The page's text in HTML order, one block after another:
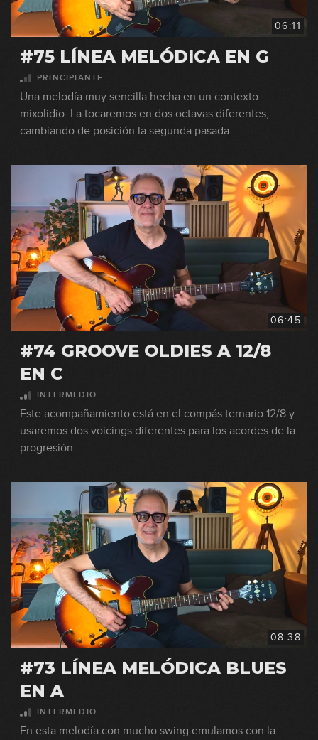
06:11
#75 LÍNEA MELÓDICA EN G
PRINCIPIANTE
Una melodía muy sencilla hecha en un contexto
mixolidio. La tocaremos en dos octavas diferentes,
cambiando de posición la segunda pasada.
06:45
#74 GROOVE OLDIES A 12/8
EN C
INTERMEDIO
Este acompañamiento está en el compás ternario 12/8 y
usaremos dos voicings diferentes para los acordes de la
progresión.
08:38
#73 LÍNEA MELÓDICA BLUES
EN A
INTERMEDIO
En esta melodía con mucho swing emulamos con la